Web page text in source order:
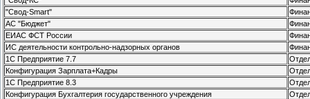
"Свод-Smart"
АС "Бюджет"
ЕИАС ФСТ России
ИС деятельности контрольно-надзорных органов
1С Предприятие 7.7
Конфигурация Зарплата+Кадры
1С Предприятие 8.3
Конфигурация Бухгалтерия государственного учреждения